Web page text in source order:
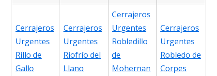
Cerrajeros
Urgentes
Rillo de
Gallo
Cerrajeros
Urgentes
Riofrío del
Llano
Cerrajeros
Urgentes
Robledillo
de
Mohernan
Cerrajeros
Urgentes
Robledo de
Corpes